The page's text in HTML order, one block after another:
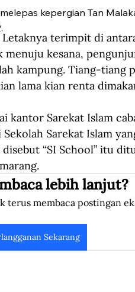
kepergian Tan
terimpit di
kesana,
kampung. Tiang-tiang
lama kian renta
kantor Sarekat Islam
Sekolah Sarekat Islam
“SI School” itu
lebih lanjut?
terus membaca postingan
Sekarang